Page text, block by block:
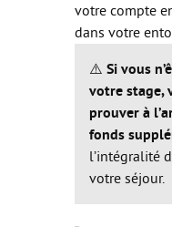
Volontariat
Bénévolat
Séjours
Move from Brest
Mineur·es
Année de césure
votre compte
dans votre
⚠️ Si vous
votre stage,
prouver à
fonds
l’intégralité
votre séjour.